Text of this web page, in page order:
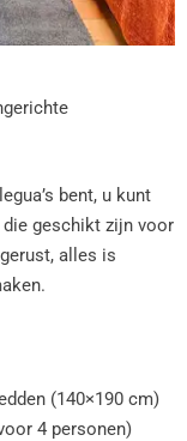
bent, u kunt
die geschikt zijn voor
alles is
(140×190 cm)
4 personen)